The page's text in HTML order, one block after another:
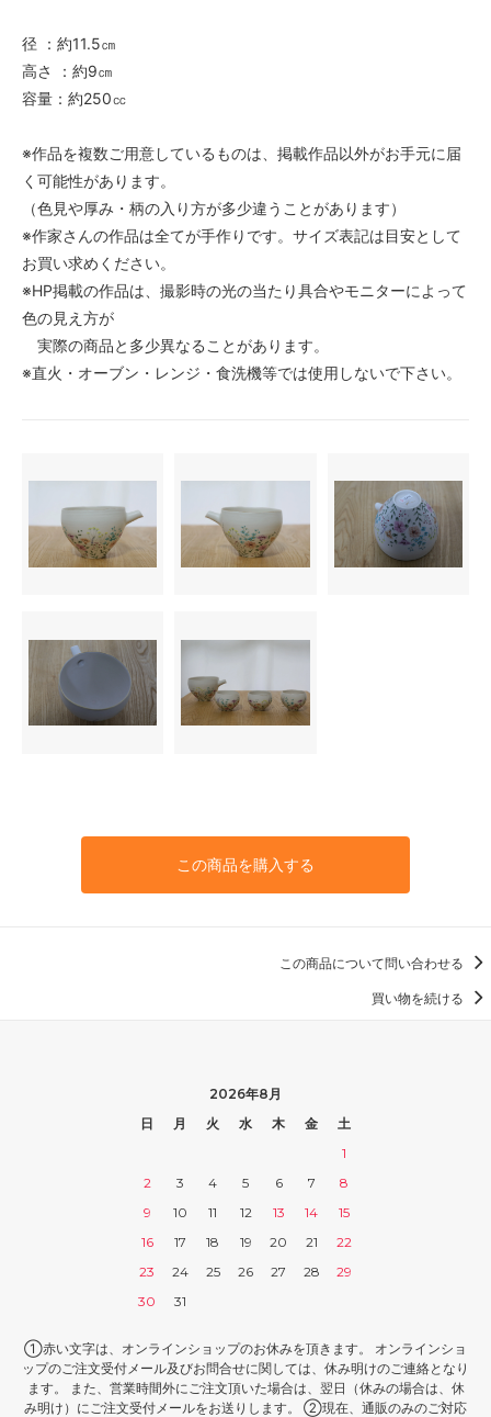
径 ：約11.5㎝
高さ ：約9㎝
容量：約250㏄
※作品を複数ご用意しているものは、掲載作品以外がお手元に届
く可能性があります。
（色見や厚み・柄の入り方が多少違うことがあります）
※作家さんの作品は全てが手作りです。サイズ表記は目安として
お買い求めください。
※HP掲載の作品は、撮影時の光の当たり具合やモニターによって
色の見え方が
実際の商品と多少異なることがあります。
※直火・オーブン・レンジ・食洗機等では使用しないで下さい。
この商品を購入する
この商品について問い合わせる
買い物を続ける
2026年8月
日
月 火 水 木 金
土
1
2
3 4 5 6 7
8
9
10 11 12 13 14
15
16
17 18 19 20 21
22
23
24 25 26 27 28
29
30
31
①赤い文字は、オンラインショップのお休みを頂きます。 オンラインショ
ップのご注文受付メール及びお問合せに関しては、休み明けのご連絡となり
ます。 また、営業時間外にご注文頂いた場合は、翌日（休みの場合は、休
み明け）にご注文受付メールをお送りします。 ②現在、通販のみのご対応